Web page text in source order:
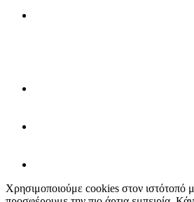
Χρησιμοποιούμε cookies στον ιστότοπό